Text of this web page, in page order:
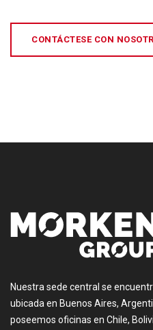
CONTÁCTESE CON
Nuestra sede central se
ubicada en Buenos Aires,
poseemos oficinas en Chile,